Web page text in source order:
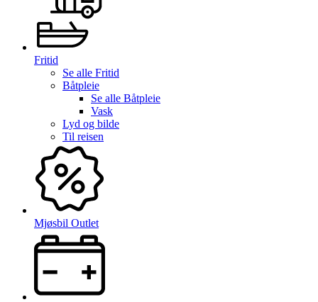
Fritid
Se alle Fritid
Båtpleie
Se alle Båtpleie
Vask
Lyd og bilde
Til reisen
Mjøsbil Outlet